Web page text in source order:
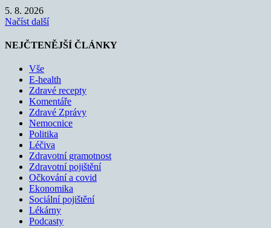
5. 8. 2026
Načíst další
NEJČTENĚJŠÍ ČLÁNKY
Vše
E-health
Zdravé recepty
Komentáře
Zdravé Zprávy
Nemocnice
Politika
Léčiva
Zdravotní gramotnost
Zdravotní pojištění
Očkování a covid
Ekonomika
Sociální pojištění
Lékárny
Podcasty